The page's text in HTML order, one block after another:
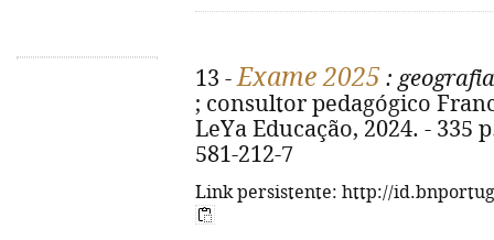
13 -Exame 2025 :
; consultor pedagógico
LeYa Educação, 2024. - 335
581-212-7
Link persistente: http://